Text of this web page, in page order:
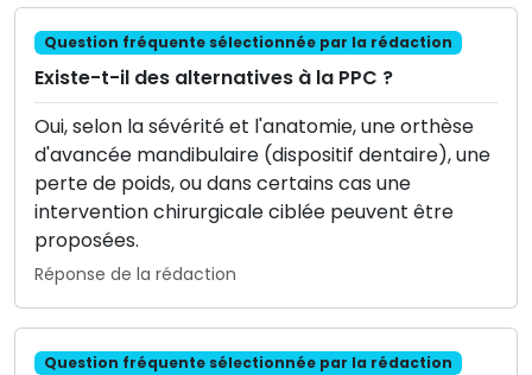
Question fréquente sélectionnée par la rédaction
Existe-t-il des alternatives à la PPC ?
Oui, selon la sévérité et l'anatomie, une orthèse
d'avancée mandibulaire (dispositif dentaire), une
perte de poids, ou dans certains cas une
intervention chirurgicale ciblée peuvent être
proposées.
Réponse de la rédaction
Question fréquente sélectionnée par la rédaction